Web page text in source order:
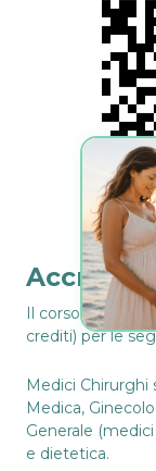
Il corso sarà
crediti) per le
Medici Chirurghi
Medica,
Generale
e dietetica.